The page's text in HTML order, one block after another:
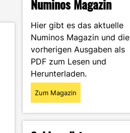
Numinos Magazin
Hier gibt es das aktuelle
Numinos Magazin und die
vorherigen Ausgaben als
PDF zum Lesen und
Herunterladen.
Zum Magazin